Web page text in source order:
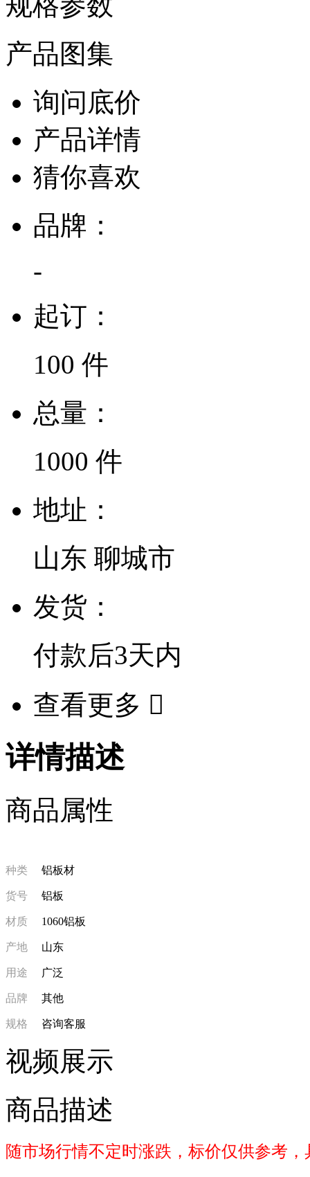
产品图集
询问底价
产品详情
猜你喜欢
品牌：
-
起订：
100 件
总量：
1000 件
地址：
山东 聊城市
发货：
付款后3天内
查看更多 
详情描述
商品属性
种类 铝板材
货号 铝板
材质 1060铝板
产地 山东
用途 广泛
品牌 其他
规格 咨询客服
视频展示
商品描述
随市场行情不定时涨跌，标价仅供参考